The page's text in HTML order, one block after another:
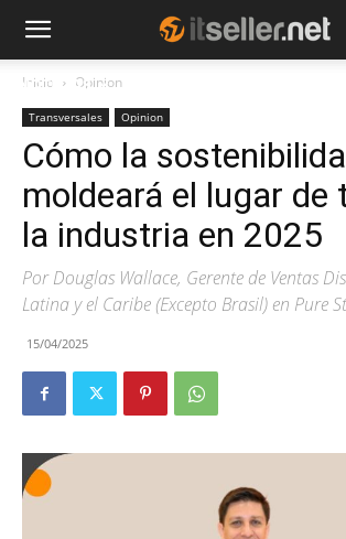
NOTICIAS
Inicio Opinion
Transversales Opinion
Cómo la
moldeará el lugar de
la industria en 2025
Por Douglas Wallace, Gerente de Ventas
Latina y el Caribe (Excepto Brasil) en Pure
15/04/2025